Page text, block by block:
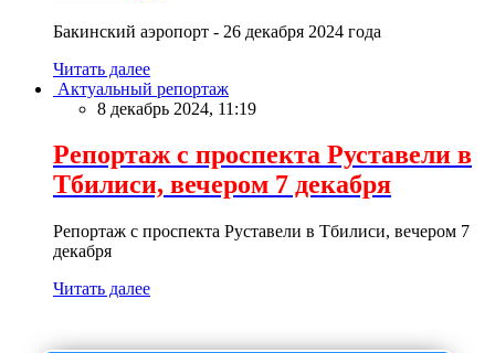
Бакинский аэропорт - 26 декабря 2024 года
Читать далее
Актуальный репортаж
8 декабрь 2024, 11:19
Репортаж с проспекта Руставели в
Тбилиси, вечером 7 декабря
Репортаж с проспекта Руставели в Тбилиси, вечером 7
декабря
Читать далее